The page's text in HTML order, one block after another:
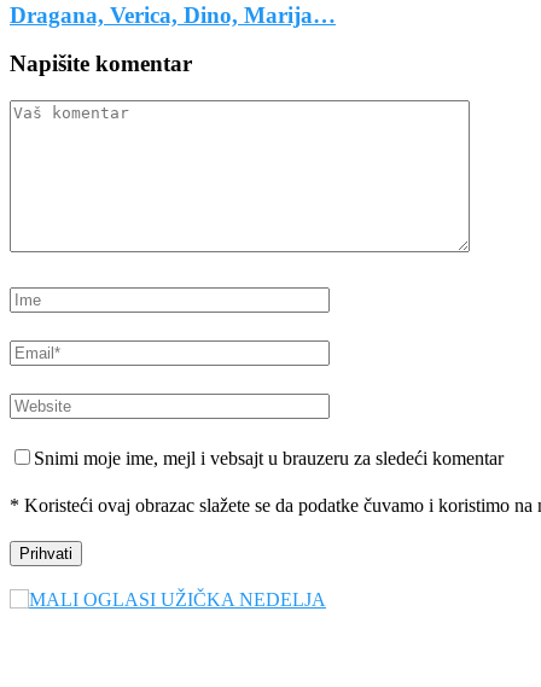
Dragana, Verica, Dino, Marija…
Napišite komentar
Snimi moje ime, mejl i vebsajt u brauzeru za sledeći komentar
* Koristeći ovaj obrazac slažete se da podatke čuvamo i koristimo na